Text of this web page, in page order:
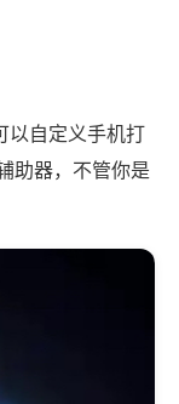
以自定义手机打
助器，不管你是